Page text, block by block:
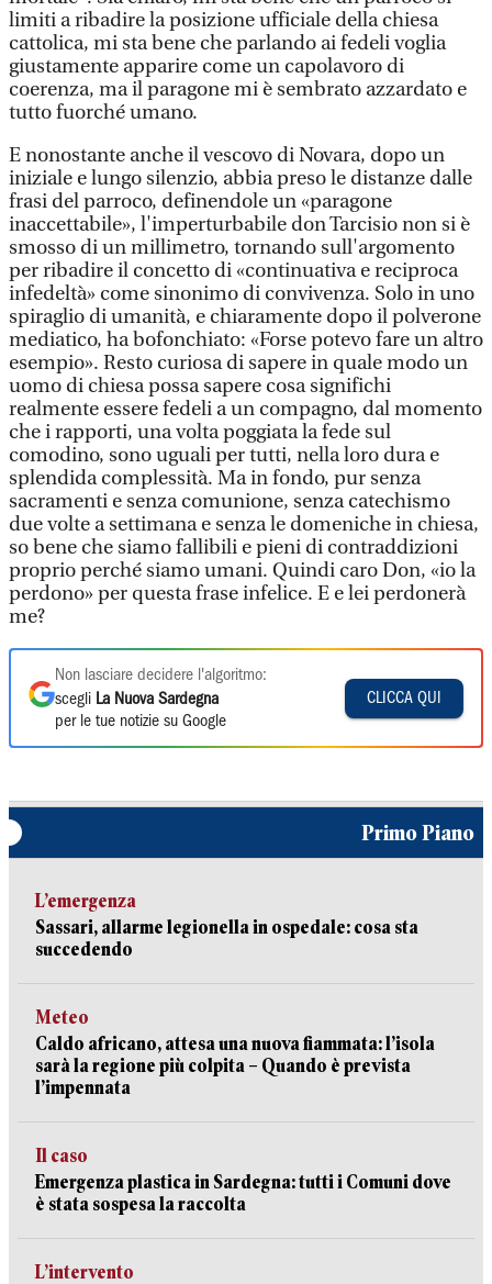
limiti a ribadire la posizione ufficiale della chiesa
cattolica, mi sta bene che parlando ai fedeli voglia
giustamente apparire come un capolavoro di
coerenza, ma il paragone mi è sembrato azzardato e
tutto fuorché umano.
E nonostante anche il vescovo di Novara, dopo un
iniziale e lungo silenzio, abbia preso le distanze dalle
frasi del parroco, definendole un «paragone
inaccettabile», l'imperturbabile don Tarcisio non si è
smosso di un millimetro, tornando sull'argomento
per ribadire il concetto di «continuativa e reciproca
infedeltà» come sinonimo di convivenza. Solo in uno
spiraglio di umanità, e chiaramente dopo il polverone
mediatico, ha bofonchiato: «Forse potevo fare un altro
esempio». Resto curiosa di sapere in quale modo un
uomo di chiesa possa sapere cosa significhi
realmente essere fedeli a un compagno, dal momento
che i rapporti, una volta poggiata la fede sul
comodino, sono uguali per tutti, nella loro dura e
splendida complessità. Ma in fondo, pur senza
sacramenti e senza comunione, senza catechismo
due volte a settimana e senza le domeniche in chiesa,
so bene che siamo fallibili e pieni di contraddizioni
proprio perché siamo umani. Quindi caro Don, «io la
perdono» per questa frase infelice. E e lei perdonerà
me?
Non lasciare decidere l'algoritmo:
scegli La Nuova Sardegna
per le tue notizie su Google
CLICCA QUI
Primo Piano
L’emergenza
Sassari, allarme legionella in ospedale: cosa sta
succedendo
Meteo
Caldo africano, attesa una nuova fiammata: l’isola
sarà la regione più colpita – Quando è prevista
l’impennata
Il caso
Emergenza plastica in Sardegna: tutti i Comuni dove
è stata sospesa la raccolta
L’intervento